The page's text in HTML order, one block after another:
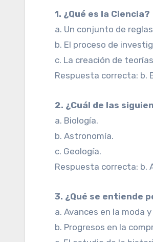
1. ¿Qué es la Ciencia?
a. Un conjunto de
b. El proceso de
c. La creación de
Respuesta correcta: b.
2. ¿Cuál de las
a. Biología.
b. Astronomía.
c. Geología.
Respuesta correcta: b.
3. ¿Qué se
a. Avances en la moda
b. Progresos en la